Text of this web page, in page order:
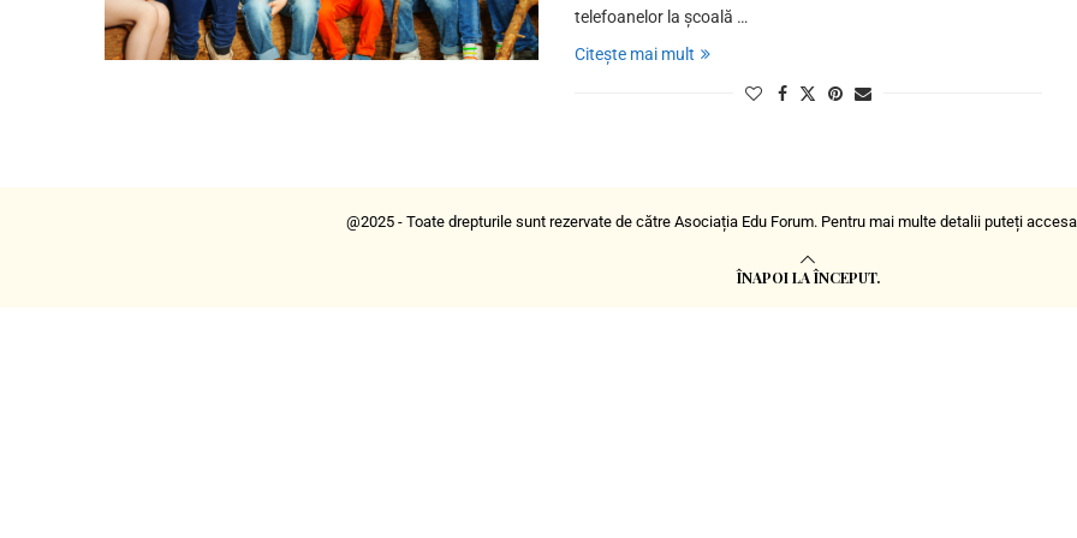
telefoanelor la școală …
Citește mai mult
@2025 - Toate drepturile sunt rezervate de către Asociația Edu Forum. Pentru mai multe detalii puteți accesa
ÎNAPOI LA ÎNCEPUT.